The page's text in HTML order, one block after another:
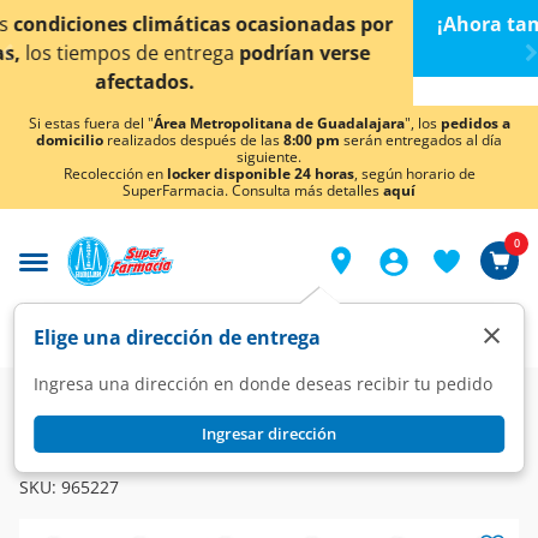
< div class="carousel-inner">
¡Ahora también en Aguascalientes! clic aquí
conocer detalles.
Si estas fuera del "Área Metropolitana de Guadalajara", los pedidos a
domicilio realizados después de las8:00 pm serán entregados al día
siguiente.
Recolección en locker disponible 24 horas, según horario de
SuperFarmacia. Consulta más detallesaquí
Elige una dirección de entrega
Ingresa una dirección en donde deseas recibir tu pedido
Ingresar dirección
×
0
Farmacia Medicina Digestivo Laxantes
Contumax Polvo, 255 gr.
SKU: 965227